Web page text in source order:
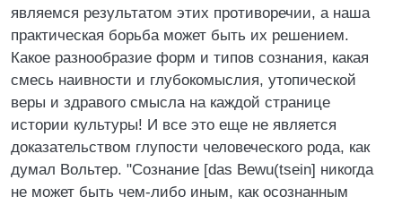
являемся результатом этих противоречии, а наша
практическая борьба может быть их решением.
Какое разнообразие форм и типов сознания, какая
смесь наивности и глубокомыслия, утопической
веры и здравого смысла на каждой странице
истории культуры! И все это еще не является
доказательством глупости человеческого рода, как
думал Вольтер. "Сознание [das Bewu(tsein] никогда
не может быть чем-либо иным, как осознанным